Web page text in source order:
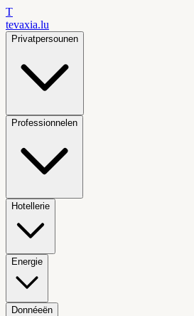
T
tevaxia.lu
Privatpersounen
Professionnelen
Hotellerie
Energie
Donnéeën